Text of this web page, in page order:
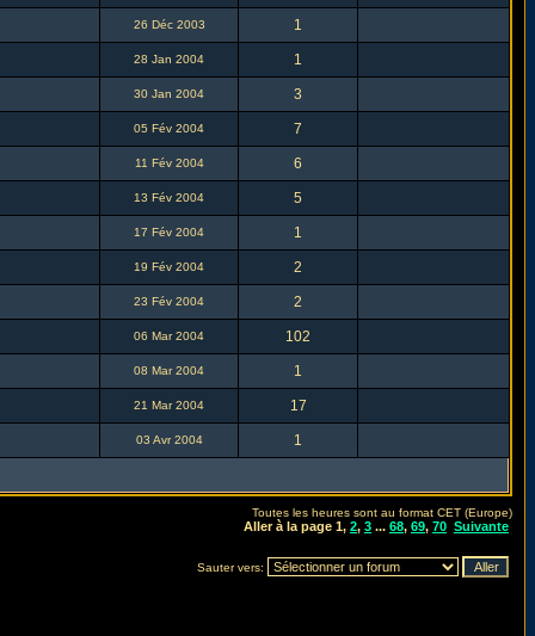
26 Déc 2003 1
28 Jan 2004 1
30 Jan 2004 3
05 Fév 2004 7
11 Fév 2004 6
13 Fév 2004 5
17 Fév 2004 1
19 Fév 2004 2
23 Fév 2004 2
06 Mar 2004 102
08 Mar 2004 1
21 Mar 2004 17
03 Avr 2004 1
Toutes les heures sont au format CET (Europe)
Aller à la page 1, 2, 3 ... 68, 69, 70 Suivante
Sauter vers: